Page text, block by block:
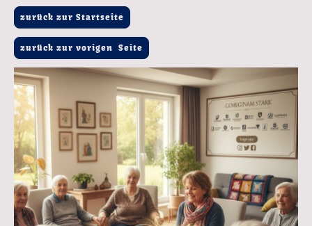
zurück zur Startseite
zurück zur vorigen Seite